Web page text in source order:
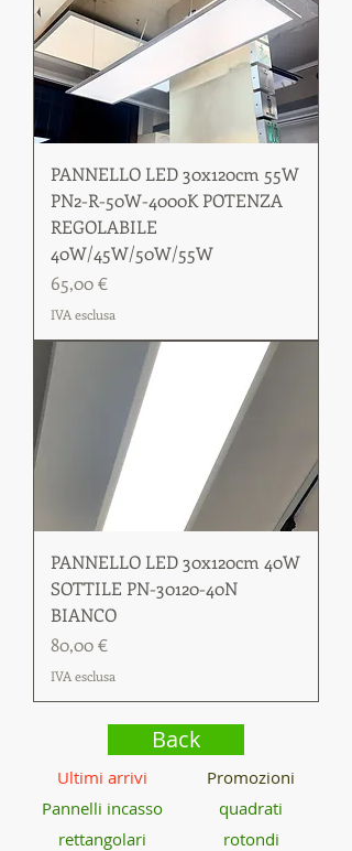
PANNELLO LED 30x120cm 55W
PN2-R-50W-4000K POTENZA
REGOLABILE
40W/45W/50W/55W
Prezzo
65,00 €
IVA esclusa
PANNELLO LED 30x120cm 40W
SOTTILE PN-30120-40N
BIANCO
Prezzo
80,00 €
IVA esclusa
Back
Ultimi arrivi
Pannelli incasso
rettangolari
Promozioni
quadrati
rotondi